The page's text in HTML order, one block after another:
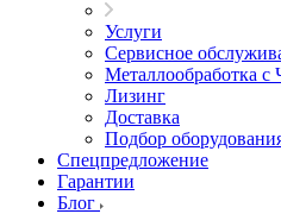
Услуги
Сервисное
Металлообработка
Лизинг
Доставка
Подбор
Спецпредложение
Гарантии
Блог